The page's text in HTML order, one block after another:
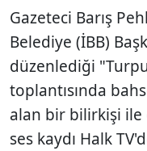
Gazeteci Barış
Belediye (İBB)
düzenlediği
toplantısında
alan bir bilirkişi
ses kaydı Halk